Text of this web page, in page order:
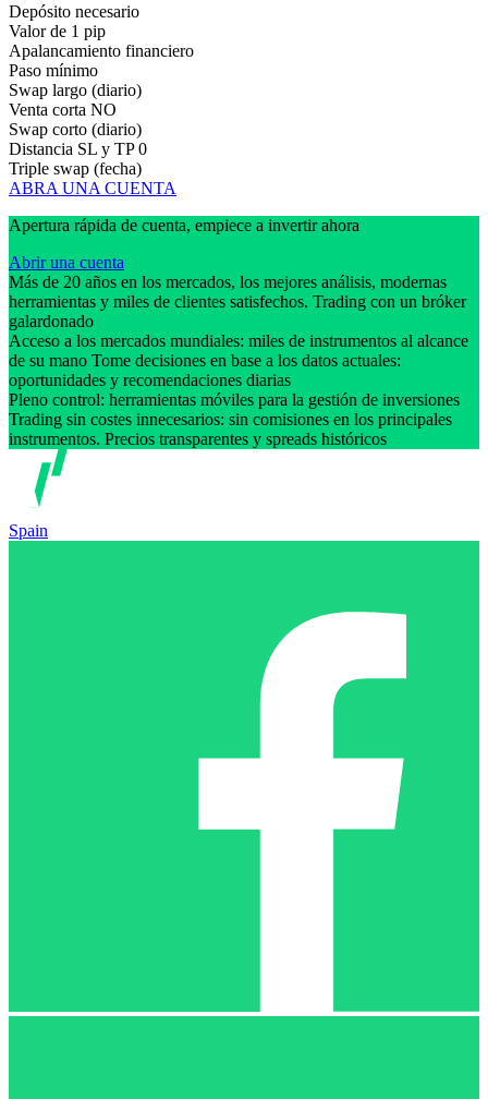
Depósito necesario
Valor de 1 pip
Apalancamiento financiero
Paso mínimo
Swap largo (diario)
Venta corta NO
Swap corto (diario)
Distancia SL y TP 0
Triple swap (fecha)
ABRA UNA CUENTA
Apertura rápida de cuenta, empiece a invertir ahora
Abrir una cuenta
Más de 20 años en los mercados, los mejores análisis, modernas
herramientas y miles de clientes satisfechos. Trading con un bróker
galardonado
Acceso a los mercados mundiales: miles de instrumentos al alcance
de su mano Tome decisiones en base a los datos actuales:
oportunidades y recomendaciones diarias
Pleno control: herramientas móviles para la gestión de inversiones
Trading sin costes innecesarios: sin comisiones en los principales
instrumentos. Precios transparentes y spreads históricos
Spain